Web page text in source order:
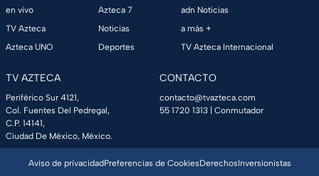
en vivo
TV Azteca
Azteca UNO
Azteca 7
Noticias
Deportes
adn Noticias
a más +
TV Azteca Internacional
TV AZTECA
Periférico Sur 4121,
Col. Fuentes Del Pedregal,
C.P. 14141,
Ciudad De México, México.
CONTACTO
contacto@tvazteca.com
55 1720 1313 | Conmutador
Aviso de privacidadPreferencias de CookiesDerechosInversionistas